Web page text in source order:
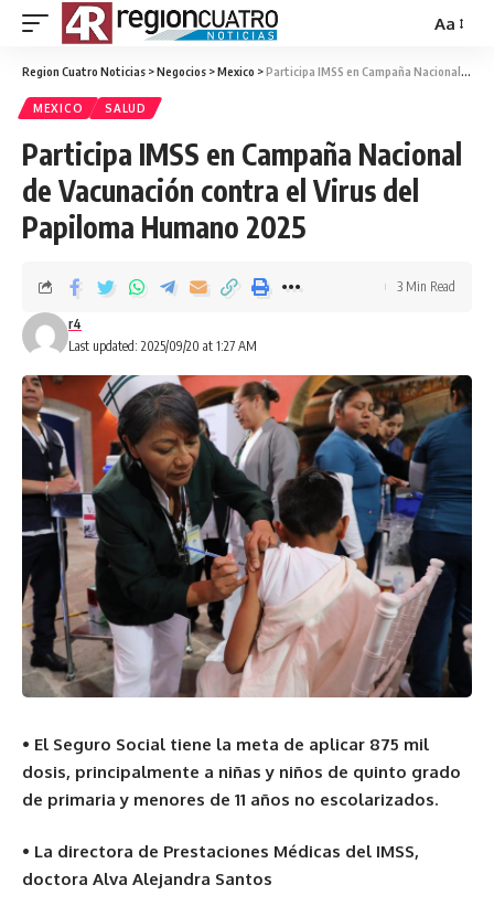
Aa
Region Cuatro Noticias >Negocios >Mexico >Participa IMSS en Campaña Nacional de Vacunación contra el Virus del Papiloma Humano 2025
MEXICO SALUD
Participa IMSS en Campaña Nacional
de Vacunación contra el Virus del
Papiloma Humano 2025
Last updated: 2025/09/20 at 1:27 AM
r4
3 Min Read
• El Seguro Social tiene la meta de aplicar 875 mil
dosis, principalmente a niñas y niños de quinto grado
de primaria y menores de 11 años no escolarizados.
• La directora de Prestaciones Médicas del IMSS,
doctora Alva Alejandra Santos